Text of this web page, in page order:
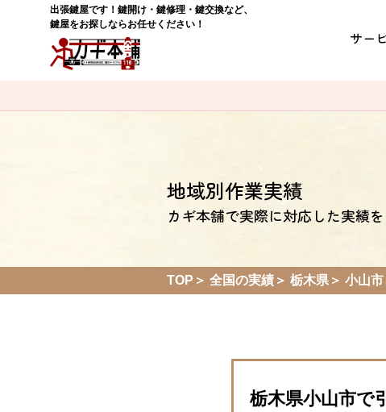
出張鍵屋です！鍵開け・鍵修理・鍵交換など、
鍵屋をお探しならお任せください！
サー
地域別作業実績
カギ本舗で実際に対応した実績
TOP 全国の実績 栃木県 小山市
栃木県小山市で